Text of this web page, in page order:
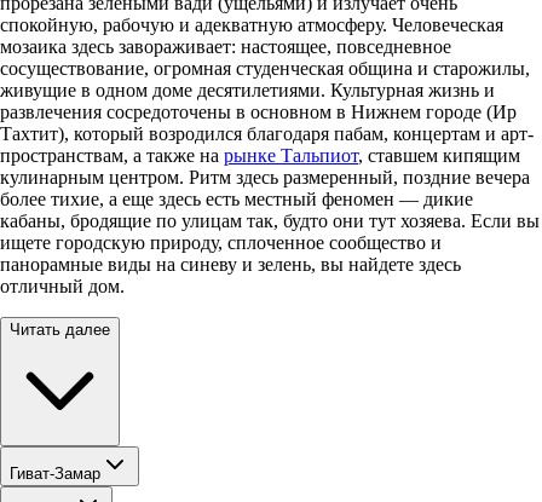
спокойную, рабочую и адекватную атмосферу. Человеческая
мозаика здесь завораживает: настоящее, повседневное
сосуществование, огромная студенческая община и старожилы,
живущие в одном доме десятилетиями. Культурная жизнь и
развлечения сосредоточены в основном в Нижнем городе (Ир
Тахтит), который возродился благодаря пабам, концертам и арт-
пространствам, а также на рынке Тальпиот, ставшем кипящим
кулинарным центром. Ритм здесь размеренный, поздние вечера
более тихие, а еще здесь есть местный феномен — дикие
кабаны, бродящие по улицам так, будто они тут хозяева. Если вы
ищете городскую природу, сплоченное сообщество и
панорамные виды на синеву и зелень, вы найдете здесь
отличный дом.
Читать далее
Гиват-Замар